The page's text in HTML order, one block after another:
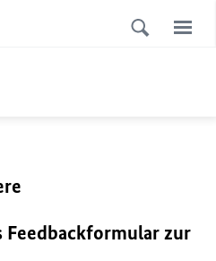
Feedbackformular zur